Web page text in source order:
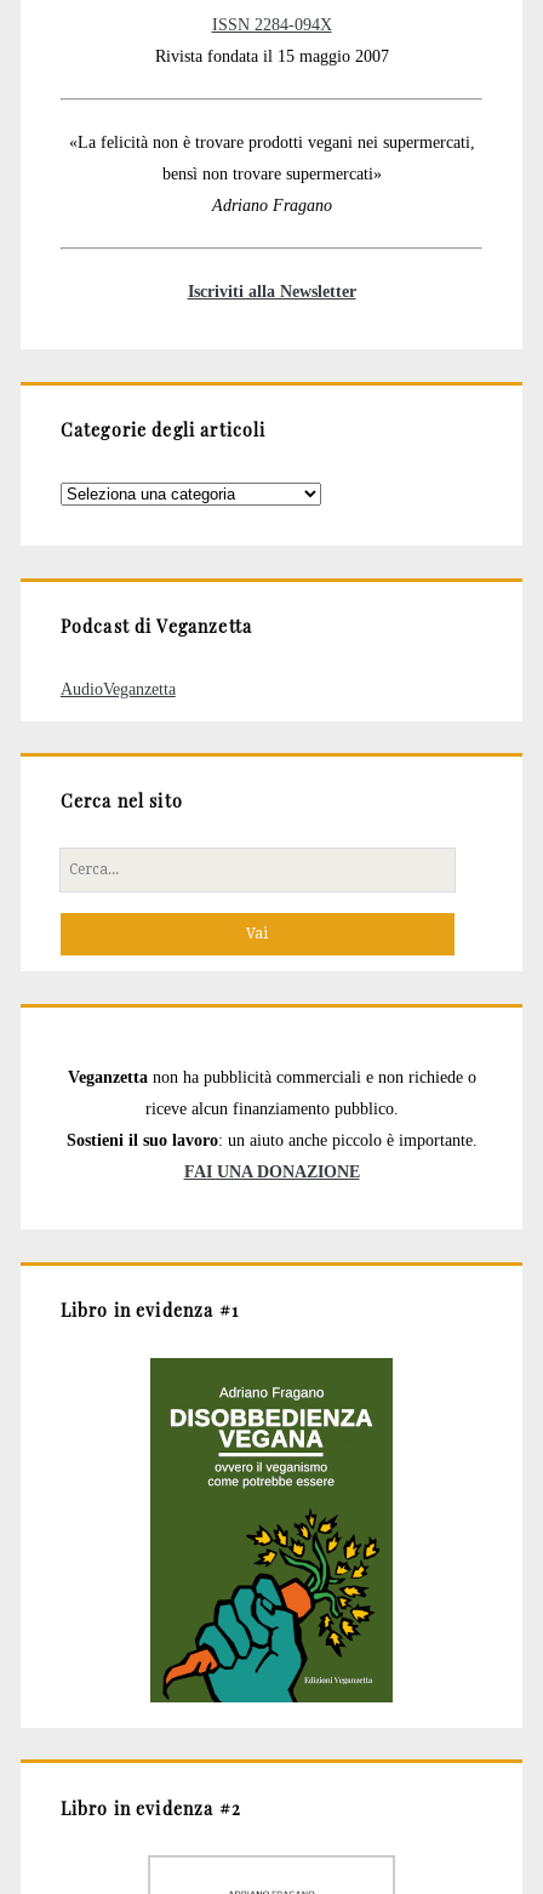
ISSN 2284-094X
Rivista fondata il 15 maggio 2007
«La felicità non è trovare prodotti vegani nei supermercati,
bensì non trovare supermercati»
Adriano Fragano
Iscriviti alla Newsletter
Categorie degli articoli
Categorie
Podcast di Veganzetta
AudioVeganzetta
Cerca nel sito
Cerca
per:
Veganzetta non ha pubblicità commerciali e non richiede o
riceve alcun finanziamento pubblico.
Sostieni il suo lavoro: un aiuto anche piccolo è importante.
FAI UNA DONAZIONE
Libro in evidenza #1
Libro in evidenza #2